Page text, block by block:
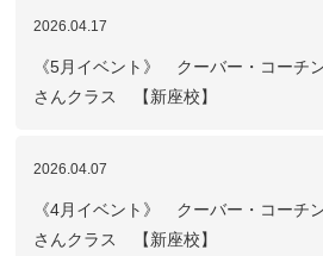
2026.04.17
《5月イベント》 クーバー・コーチ
さんクラス 【新座校】
2026.04.07
《4月イベント》 クーバー・コーチ
さんクラス 【新座校】